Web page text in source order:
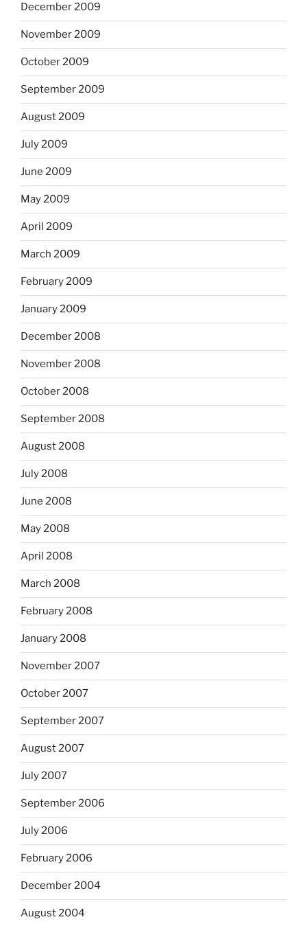
December 2009
November 2009
October 2009
September 2009
August 2009
July 2009
June 2009
May 2009
April 2009
March 2009
February 2009
January 2009
December 2008
November 2008
October 2008
September 2008
August 2008
July 2008
June 2008
May 2008
April 2008
March 2008
February 2008
January 2008
November 2007
October 2007
September 2007
August 2007
July 2007
September 2006
July 2006
February 2006
December 2004
August 2004